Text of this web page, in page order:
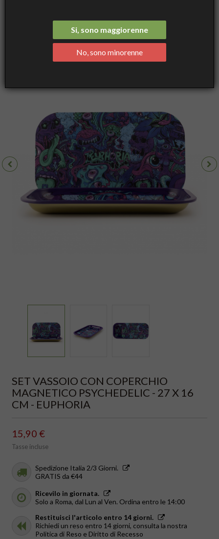
SET VASSOIO CON COPERCHIO
MAGNETICO PSYCHEDELIC - 27 X 16
CM - EUPHORIA
15,90 €
Tasse incluse
Spedizione Italia 2/3 Giorni.
GRATIS da €44
Ricevilo in giornata.
Solo a Roma, dal Lun al Ven. Ordina entro le 14:00
Restituisci l'articolo entro 14 giorni.
Richiedi un reso entro 14 giorni, consulta la nostra
Politica di Reso e Diritto di Recesso
Si, sono maggiorenne
No, sono minorenne